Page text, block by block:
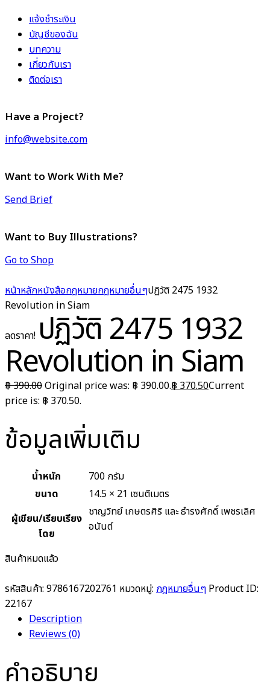
แจ้งชำระเงิน
บัญชีของฉัน
บทความ
เกี่ยวกับเรา
ติดต่อเรา
Have a Project?
info@website.com
Want to Work With Me?
Send Brief
Want to Buy Illustrations?
Go to Shop
หน้าหลักหนังสือกฎหมายกฎหมายอื่นๆปฏิวัติ 2475 1932
Revolution in Siam
ลดราคา! ปฏิวัติ 2475 1932
Revolution in Siam
฿390.00Original price was: ฿ 390.00.฿ 370.50Current
price is: ฿ 370.50.
ข้อมูลเพิ่มเติม
น้ำหนัก
700 กรัม
ขนาด
14.5 × 21 เซนติเมตร
ผู้เขียน/เรียบเรียง
โดย
ชาญวิทย์ เกษตรศิริ และ ธำรงศักดิ์ เพชรเลิศ
อนันต์
สินค้าหมดแล้ว
รหัสสินค้า: 9786167202761 หมวดหมู่: กฎหมายอื่นๆ Product ID:
22167
Description
Reviews (0)
คำอธิบาย